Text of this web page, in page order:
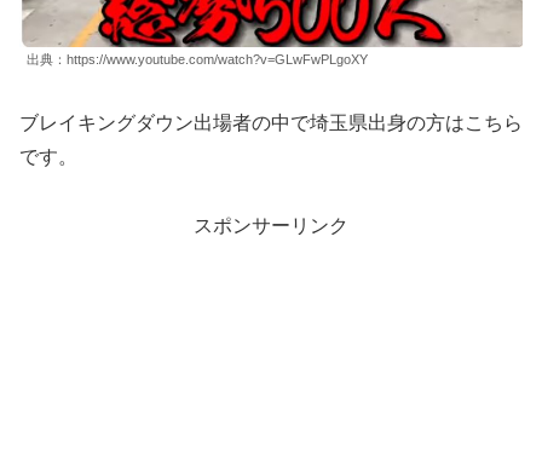
出典：https://www.youtube.com/watch?v=GLwFwPLgoXY
ブレイキングダウン出場者の中で埼玉県出身の方はこちら
です。
スポンサーリンク